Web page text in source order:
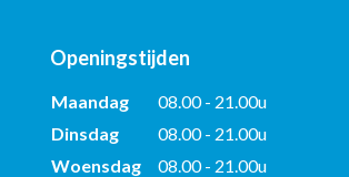
Openingstijden
Maandag
08.00 - 21.00u
Dinsdag
08.00 - 21.00u
Woensdag
08.00 - 21.00u